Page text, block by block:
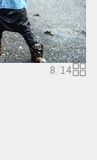
8/14